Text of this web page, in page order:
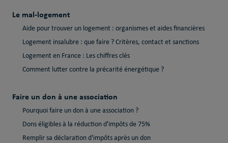
Le mal-logement
Aide pour trouver un logement : organismes et aides financières
Logement insalubre : que faire ? Critères, contact et sanctions
Logement en France : Les chiffres clés
Comment lutter contre la précarité énergétique ?
Faire un don à une association
Pourquoi faire un don à une association ?
Dons éligibles à la réduction d'impôts de 75%
Remplir sa déclaration d'impôts après un don